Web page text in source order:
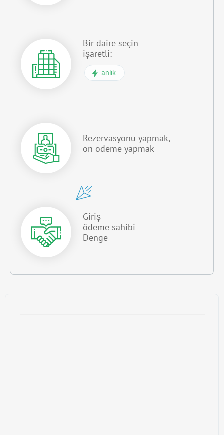
Bir daire seçin
işaretli:
anlık
Rezervasyonu yapmak,
ön ödeme yapmak
Giriş —
ödeme sahibi
Denge